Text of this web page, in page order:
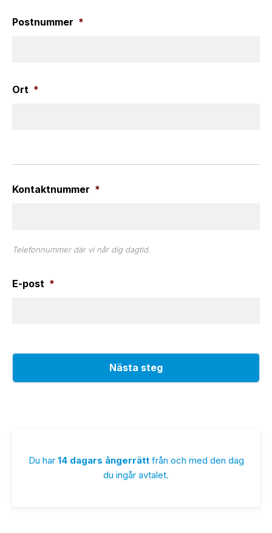
Postnummer *
Ort *
Kontaktnummer *
Telefonnummer där vi når dig dagtid.
E-post *
Du har 14 dagars ångerrättfrån och med den dag
du ingår avtalet.